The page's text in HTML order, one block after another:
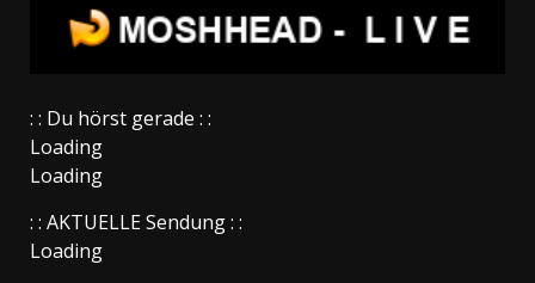
: : Du hörst gerade : :
Loading
Loading
: : AKTUELLE Sendung : :
Loading